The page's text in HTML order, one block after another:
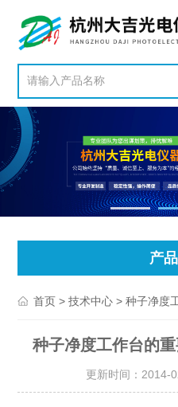
产
首页 >技术中心 > 种子净度
种子净度工作台的
更新时间：2014-